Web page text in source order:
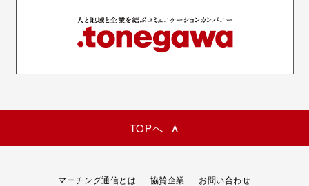
TOPへ
マーチング通信とは 協賛企業 お問い合わせ